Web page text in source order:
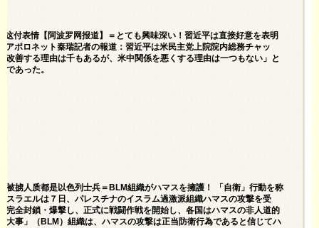
付表情【阿波罗网报道】＝とても興味深い！習近平は直接好意を表明
ポロネット秦瑞記者の報道：習近平は米民主党上院院内総務チャッ
善する理由は千もあるが、米中関係を悪くする理由は一つもない」と
であった。
掳人质都是以色列士兵＝BLM組織がハマスを擁護！ 「自衛」行動を称
ラエルは７日、パレスチナのイスラム過激派組織ハマスの攻撃を受
全封鎖・爆撃し、正式に戦闘作戦を開始し、各国はハマスの非人道的
大事」（BLM）組織は、ハマスの攻撃は正当防衛行為であると信じてハ